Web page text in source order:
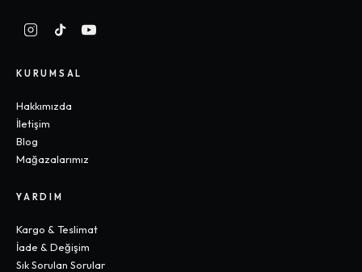
KURUMSAL
Hakkımızda
İletişim
Blog
Mağazalarımız
YARDIM
Kargo & Teslimat
İade & Değişim
Sık Sorulan Sorular